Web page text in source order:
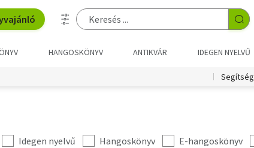
HANGOSKÖNYV ANTIKVÁR IDEGEN NYELVŰ
Segítség
Idegen nyelvű Hangoskönyv E-hangoskönyv